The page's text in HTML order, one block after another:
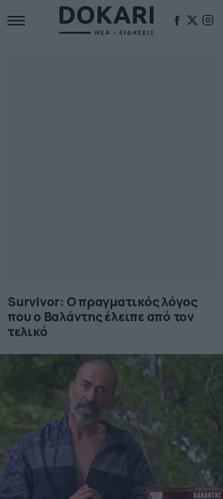
Survivor: Ο πραγματικός λόγος
που ο Βαλάντης έλειπε από τον
τελικό